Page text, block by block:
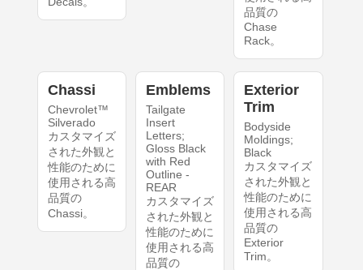
品質の
Chase
Rack。
Chassi
Chevrolet™
Silverado
カスタマイズ
された外観と
性能のために
使用される高
品質の
Chassi。
Emblems
Tailgate
Insert
Letters;
Gloss Black
with Red
Outline -
REAR
カスタマイズ
された外観と
性能のために
使用される高
品質の
Exterior
Trim
Bodyside
Moldings;
Black
カスタマイズ
された外観と
性能のために
使用される高
品質の
Exterior
Trim。